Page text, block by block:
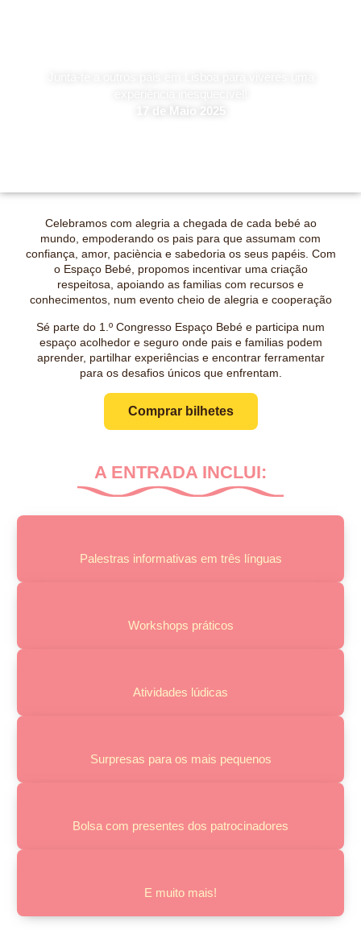
17 de Maio 2025
Celebramos com alegria a chegada de cada bebé ao
mundo, empoderando os pais para que assumam com
confiança, amor, paciència e sabedoria os seus papéis. Com
o Espaço Bebé, propomos incentivar uma criação
respeitosa, apoiando as familias com recursos e
conhecimentos, num evento cheio de alegria e cooperação
Sé parte do 1.º Congresso Espaço Bebé e participa num
espaço acolhedor e seguro onde pais e familias podem
aprender, partilhar experiências e encontrar ferramentar
para os desafios únicos que enfrentam.
Comprar bilhetes
A ENTRADA INCLUI:
Palestras informativas em três línguas
Workshops práticos
Atividades lúdicas
Surpresas para os mais pequenos
Bolsa com presentes dos patrocinadores
E muito mais!